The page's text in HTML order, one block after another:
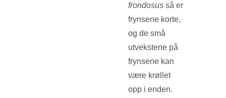
frondosus så er
frynsene korte,
og de små
utvekstene på
frynsene kan
være krøllet
opp i enden.